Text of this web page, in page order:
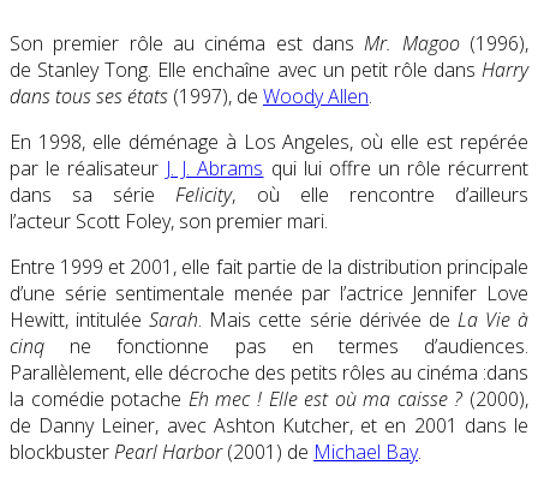
Son premier rôle au cinéma est dansMr. Magoo (1996),
de Stanley Tong. Elle enchaîne avec un petit rôle dans Harry
dans tous ses états (1997), de Woody Allen.
En 1998, elle déménage à Los Angeles, où elle est repérée
par le réalisateur J. J. Abrams qui lui offre un rôle récurrent
dans sa sérieFelicity, où elle rencontre d’ailleurs
l’acteur Scott Foley, son premier mari.
Entre 1999 et 2001, elle fait partie de la distribution principale
d’une série sentimentale menée par l’actrice Jennifer Love
Hewitt, intituléeSarah. Mais cette série dérivée de La Vie à
cinq ne fonctionne pas en termes d’audiences.
Parallèlement, elle décroche des petits rôles au cinéma :dans
la comédie potache Eh mec ! Elle est où ma caisse ? (2000),
de Danny Leiner, avec Ashton Kutcher, et en 2001 dans le
blockbusterPearl Harbor(2001) de Michael Bay.